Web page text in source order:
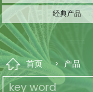
经典产品
首页 产品